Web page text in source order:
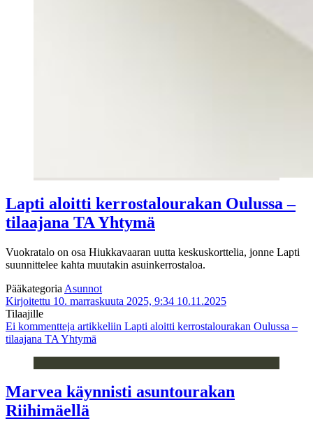
Lapti aloitti kerrostalourakan Oulussa –
tilaajana TA Yhtymä
Vuokratalo on osa Hiukkavaaran uutta keskuskorttelia, jonne Lapti
suunnittelee kahta muutakin asuinkerrostaloa.
Pääkategoria Asunnot
Kirjoitettu 10. marraskuuta 2025, 9:34 10.11.2025
Tilaajille
Ei kommentteja artikkeliin Lapti aloitti kerrostalourakan Oulussa –
tilaajana TA Yhtymä
Marvea käynnisti asuntourakan
Riihimäellä